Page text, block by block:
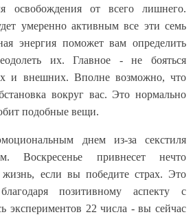
освобождения от всего лишнего.
умеренно активным все эти семь
энергия поможет вам определить
их. Главное - не бояться
и внешних. Вполне возможно, что
вокруг вас. Это нормально
подобные вещи.
днем из-за секстиля
Воскресенье привнесет нечто
если вы победите страх. Это
позитивному аспекту с
экспериментов 22 числа - вы сейчас